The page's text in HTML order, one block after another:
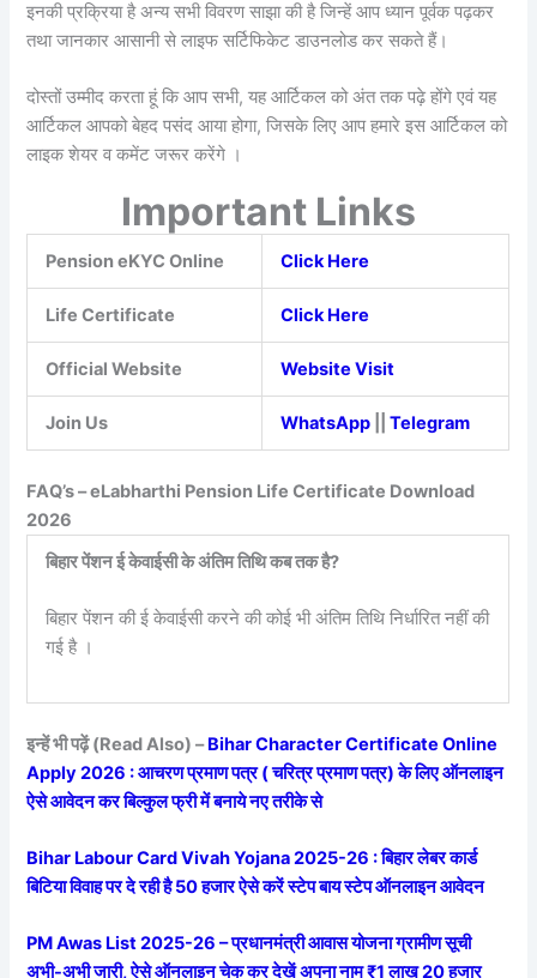
इनकी प्रक्रिया है अन्य सभी विवरण साझा की है जिन्हें आप ध्यान पूर्वक पढ़कर
तथा जानकार आसानी से लाइफ सर्टिफिकेट डाउनलोड कर सकते हैं।
दोस्तों उम्मीद करता हूं कि आप सभी, यह आर्टिकल को अंत तक पढ़े होंगे एवं यह
आर्टिकल आपको बेहद पसंद आया होगा, जिसके लिए आप हमारे इस आर्टिकल को
लाइक शेयर व कमेंट जरूर करेंगे ।
Important Links
Pension eKYC Online Click Here
Life Certificate Click Here
Official Website Website Visit
Join Us WhatsApp ||Telegram
FAQ’s – eLabharthi Pension Life Certificate Download
2026
बिहार पेंशन ई केवाईसी के अंतिम तिथि कब तक है?
बिहार पेंशन की ई केवाईसी करने की कोई भी अंतिम तिथि निर्धारित नहीं की
गई है ।
इन्हें भी पढ़ें (Read Also) –Bihar Character Certificate Online
Apply 2026 : आचरण प्रमाण पत्र ( चरित्र प्रमाण पत्र) के लिए ऑनलाइन
ऐसे आवेदन कर बिल्कुल फ्री में बनाये नए तरीके से
Bihar Labour Card Vivah Yojana 2025-26 : बिहार लेबर कार्ड
बिटिया विवाह पर दे रही है 50 हजार ऐसे करें स्टेप बाय स्टेप ऑनलाइन आवेदन
PM Awas List 2025-26 – प्रधानमंत्री आवास योजना ग्रामीण सूची
अभी-अभी जारी, ऐसे ऑनलाइन चेक कर देखें अपना नाम ₹1 लाख 20 हजार